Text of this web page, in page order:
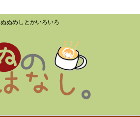
ぬぬめしとかいろいろ